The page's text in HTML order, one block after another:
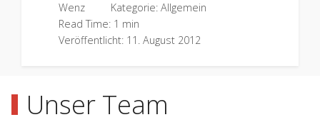
Wenz Kategorie: Allgemein
Read Time: 1 min
Veröffentlicht: 11. August 2012
Unser Team